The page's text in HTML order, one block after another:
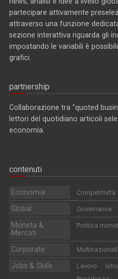
partecipare attivamente
attraverso una funzione
sezione interattiva riguarda gli
impostando le variabili è
grafici.
partnership
Collaborazione tra "quoted
lettori del quotidiano articoli
economia.
contenuti
Economia Competitività
Global Governance
Moneta &
Mercati
Politica
Corporate Multinazionali
Jobs & Skills Lavoro